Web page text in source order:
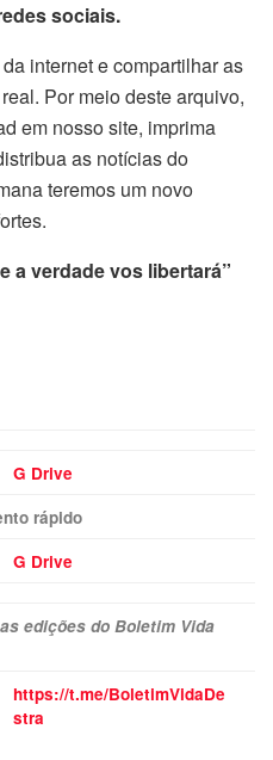
sociais.
internet e compartilhar as
Por meio deste arquivo,
em nosso site, imprima
as notícias do
teremos um novo
a verdade vos libertará”
G Drive
rápido
G Drive
edições do Boletim Vida
https://t.me/BoletimVidaDe
stra